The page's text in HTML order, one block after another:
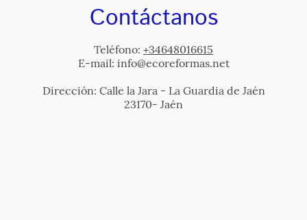
Contáctanos
Teléfono: +34648016615
E-mail: info@ecoreformas.net
Dirección: Calle la Jara - La Guardia de Jaén
23170- Jaén